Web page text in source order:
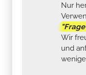
Nur
Wir
und